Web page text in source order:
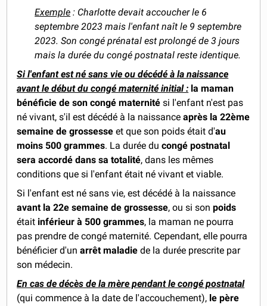
Exemple : Charlotte devait accoucher le 6
septembre 2023 mais l'enfant naît le 9 septembre
2023. Son congé prénatal est prolongé de 3 jours
mais la durée du congé postnatal reste identique.
Si l'enfant est né sans vie ou décédé à la naissance
avant le début du congé maternité initial : la maman
bénéficie de son congé maternité si l'enfant n'est pas
né vivant, s'il est décédé à la naissanceaprès la 22ème
semaine de grossesse et que son poids était d'au
moins 500 grammes. La durée ducongé postnatal
sera accordé dans sa totalité, dans les mêmes
conditions que si l'enfant était né vivant et viable.
Si l'enfant est né sans vie, est décédé à la naissance
avant la 22e semaine de grossesse, ou si sonpoids
était inférieur à 500 grammes, la maman ne pourra
pas prendre de congé maternité. Cependant, elle pourra
bénéficier d'un arrêt maladie de la durée prescrite par
son médecin.
En cas de décès de la mère pendant le congé postnatal
(qui commence à la date de l'accouchement), le père